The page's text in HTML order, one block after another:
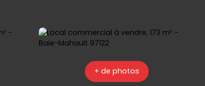
+ de photos